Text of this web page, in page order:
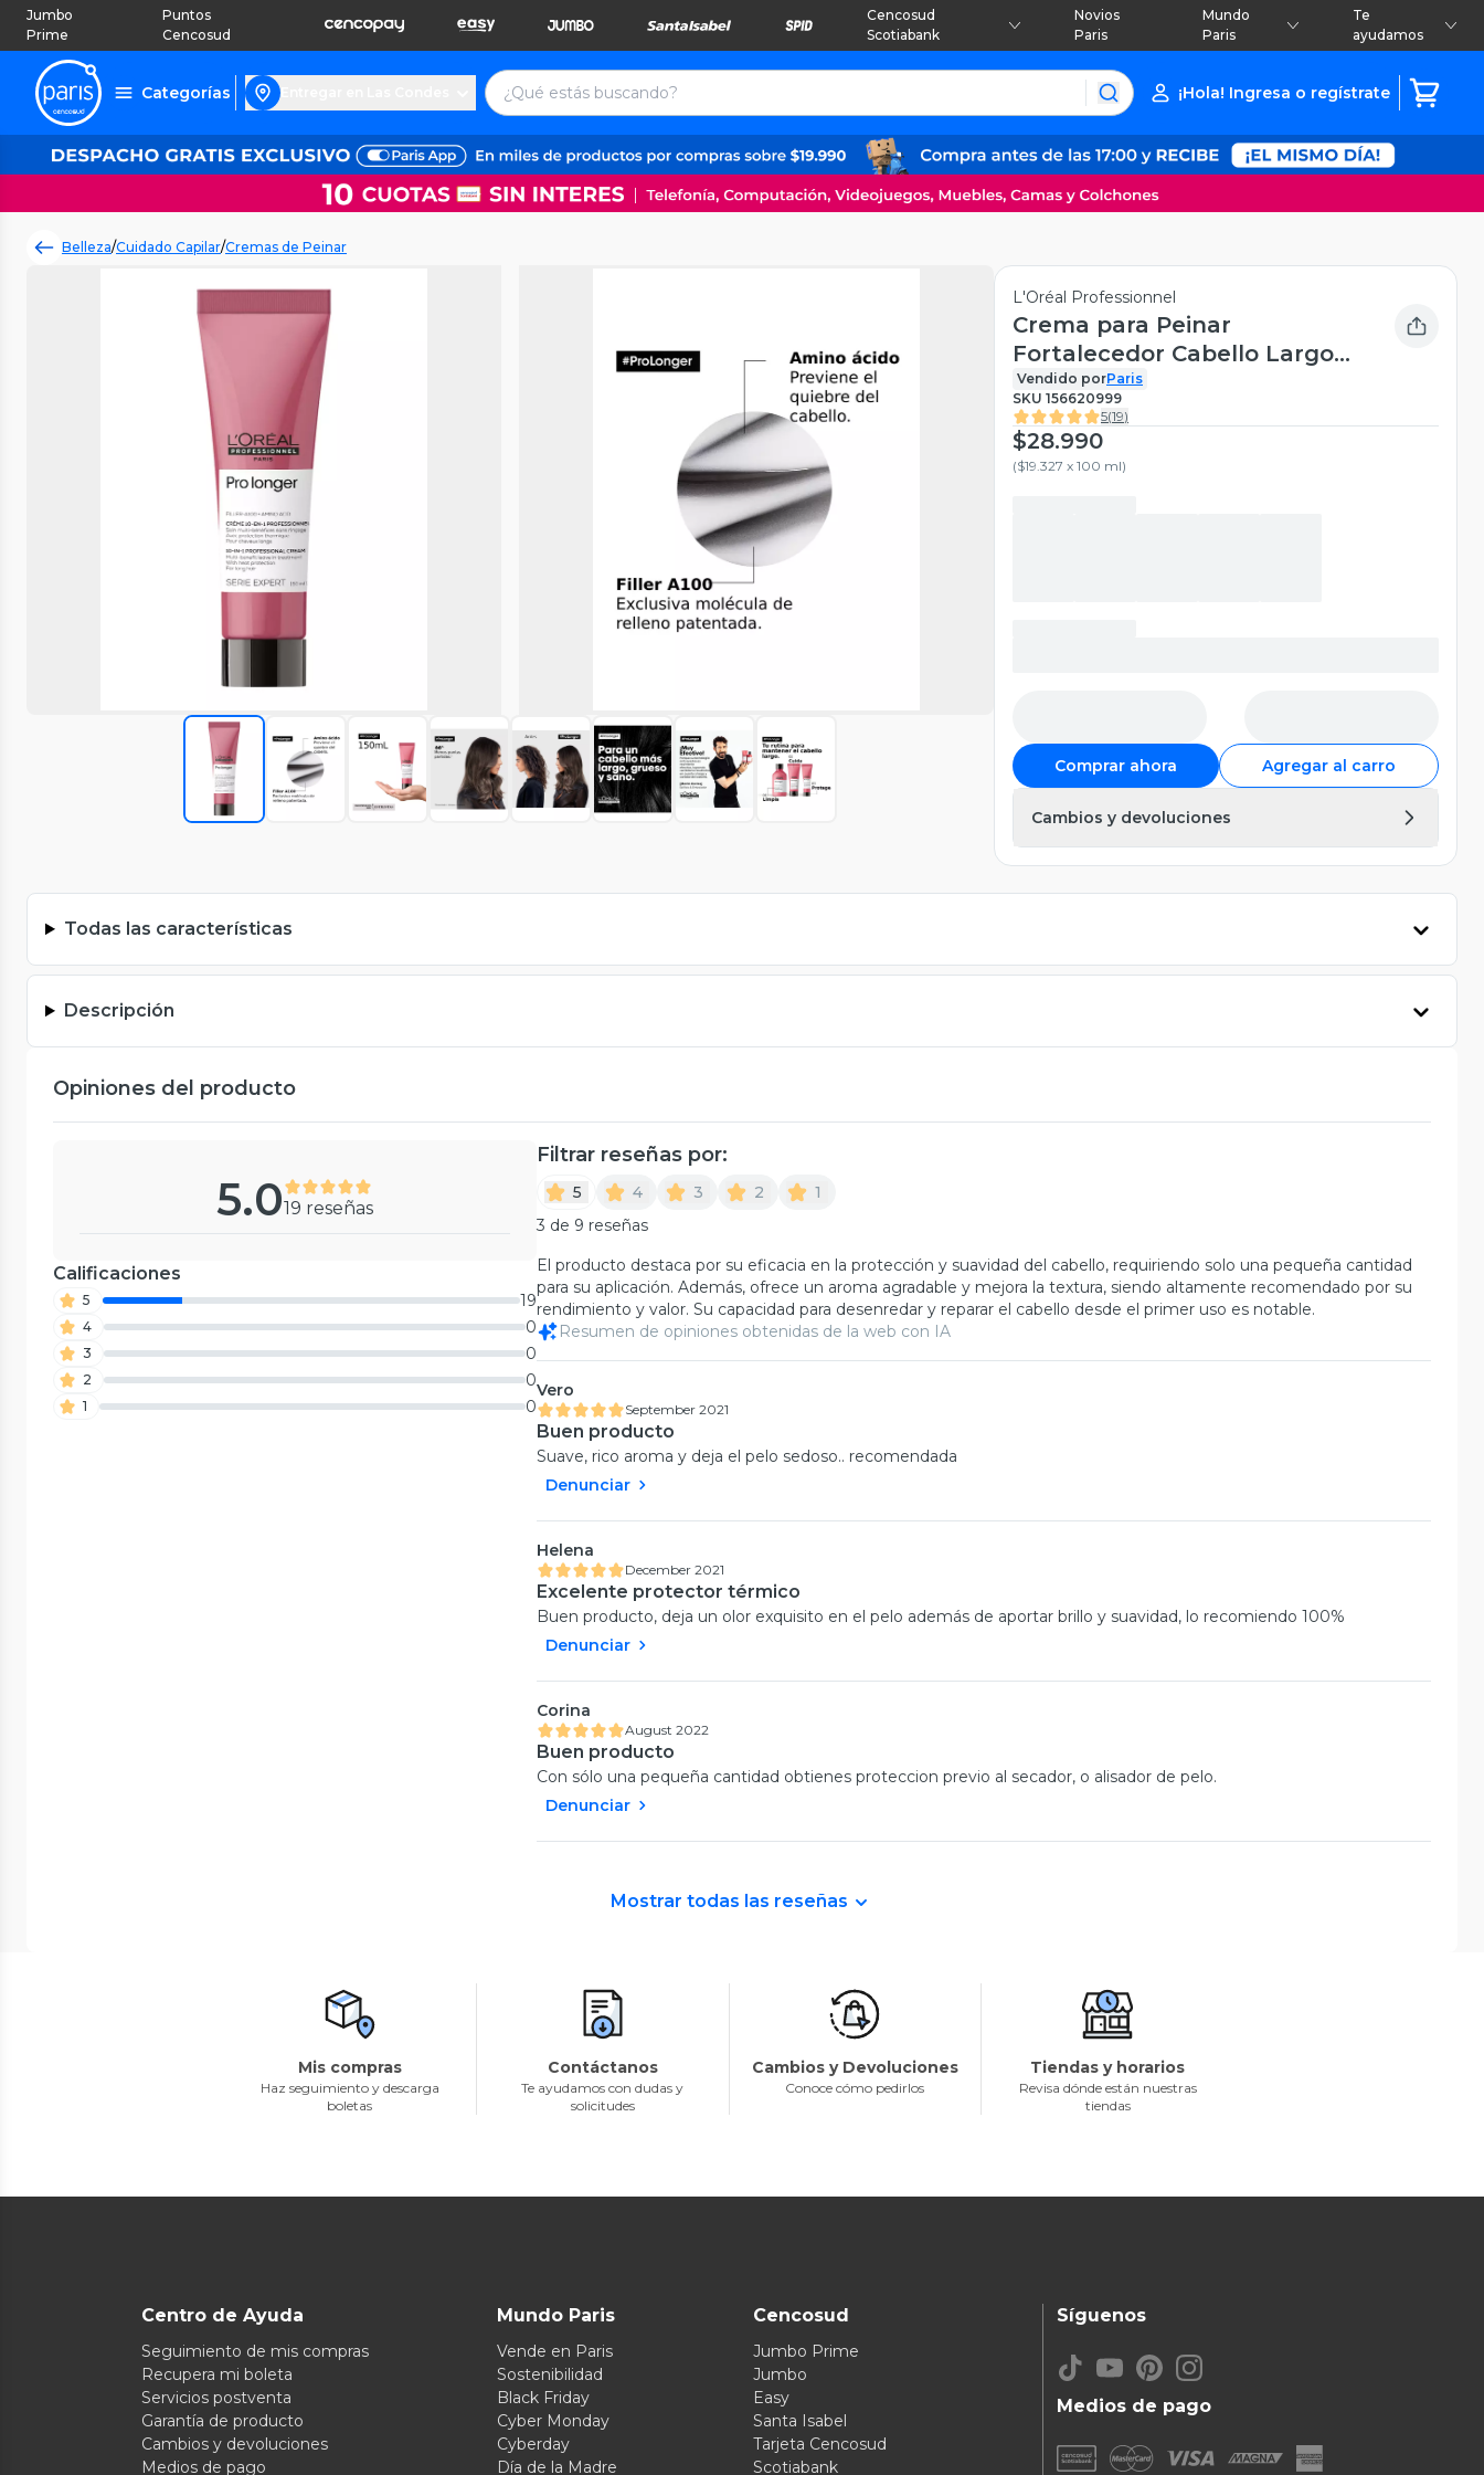
Jumbo
Prime
Puntos
Cencosud
Cencosud
Scotiabank
Novios
Paris
Mundo
Paris
Te
ayudamos
Categorías ¡Hola! Ingresa o regístrate
Belleza/Cuidado Capilar/Cremas de Peinar
L'Oréal Professionnel
Crema para Peinar
Fortalecedor Cabello Largo
Pro Longer 150 ml
Vendido porParis
SKU 156620999
5(19)
$28.990
($19.327 x 100 ml)
Comprar ahora Agregar al carro
Cambios y devoluciones
Todas las características
Descripción
Opiniones del producto
5.019 reseñas
Calificaciones
5 19
4 0
3 0
2 0
1 0
Filtrar reseñas por:
5 4 3 2
1
3 de 9 reseñas
El producto destaca por su eficacia en la protección y suavidad del cabello, requiriendo solo una pequeña cantidad
para su aplicación. Además, ofrece un aroma agradable y mejora la textura, siendo altamente recomendado por su
rendimiento y valor. Su capacidad para desenredar y reparar el cabello desde el primer uso es notable.
Resumen de opiniones obtenidas de la web con IA
Vero
September 2021
Buen producto
Suave, rico aroma y deja el pelo sedoso.. recomendada
Denunciar
Helena
December 2021
Excelente protector térmico
Buen producto, deja un olor exquisito en el pelo además de aportar brillo y suavidad, lo recomiendo 100%
Denunciar
Corina
August 2022
Buen producto
Con sólo una pequeña cantidad obtienes proteccion previo al secador, o alisador de pelo.
Denunciar
Mostrar todas las reseñas
Mis compras
Haz seguimiento y descarga
boletas
Contáctanos
Te ayudamos con dudas y
solicitudes
Cambios y Devoluciones
Conoce cómo pedirlos
Tiendas y horarios
Revisa dónde están nuestras
tiendas
Centro de Ayuda
Seguimiento de mis compras
Recupera mi boleta
Servicios postventa
Garantía de producto
Cambios y devoluciones
Medios de pago
Mundo Paris
Vende en Paris
Sostenibilidad
Black Friday
Cyber Monday
Cyberday
Día de la Madre
Cencosud
Jumbo Prime
Jumbo
Easy
Santa Isabel
Tarjeta Cencosud
Scotiabank
Medios de pago
Síguenos